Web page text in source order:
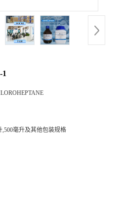
1
,500毫升及其他包装规格